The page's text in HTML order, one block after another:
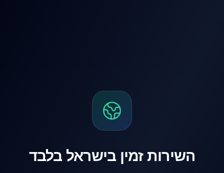
השירות זמין בישראל בלבד